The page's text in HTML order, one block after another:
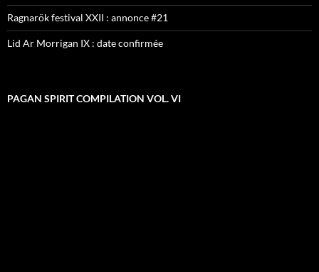
Ragnarök festival XXII : annonce #21
Lid Ar Morrigan IX : date confirmée
PAGAN SPIRIT COMPILATION VOL. VI